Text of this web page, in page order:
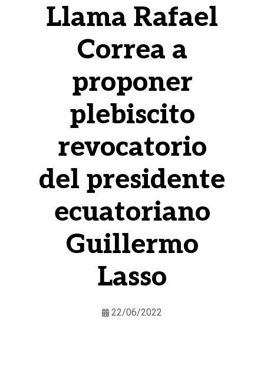
Llama Rafael
Correa a
proponer
plebiscito
revocatorio
del presidente
ecuatoriano
Guillermo
Lasso
22/06/2022